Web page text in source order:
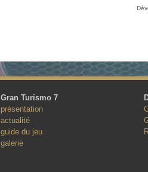
Gran Turismo 7
présentation
actualité
guide du jeu
galerie